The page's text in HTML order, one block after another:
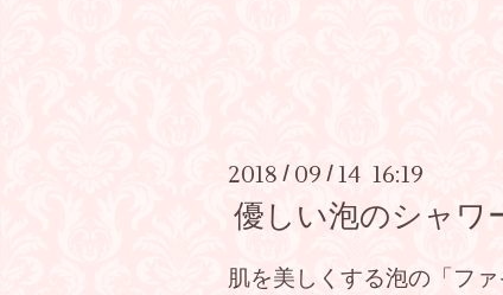
2018 / 09 / 14 16:19
優しい泡のシャワ
肌を美しくする泡の「フ